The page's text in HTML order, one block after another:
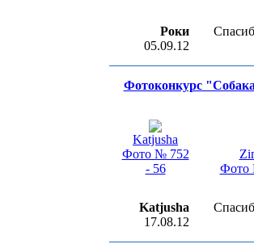
Роки
05.09.12
Фотоконкурс
Katjusha
Фото № 752
- 56
Фото
Katjusha
17.08.12